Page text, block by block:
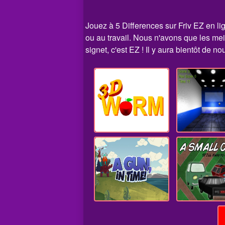
Jouez à 5 Differences sur Friv EZ en
ou au travail. Nous n'avons que les
signet, c'est EZ ! Il y aura bientôt de